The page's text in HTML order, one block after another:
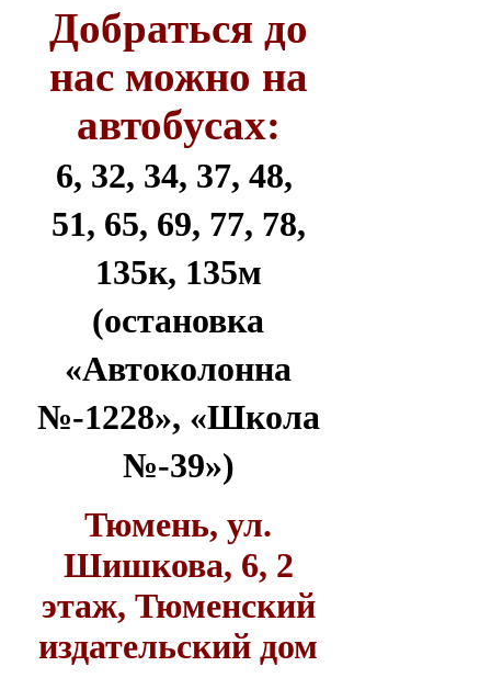
Добраться до
нас можно на
автобусах:
6, 32, 34, 37, 48,
51, 65, 69, 77, 78,
135к, 135м
(остановка
«Автоколонна
№-1228», «Школа
№-39»)
Тюмень, ул.
Шишкова, 6, 2
этаж, Тюменский
издательский дом